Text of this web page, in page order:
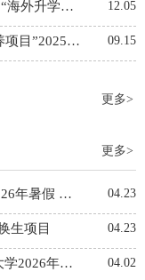
关于开展2025年度南京财经大学红山学院 “海外升学奖学金”的评选通知 12.05
南京财经大学红山学院 “国际创新人才培养项目”2025级会计学专业（智能财务方向） 国际实验班选拔通知 09.15
更多>
更多>
【短期项目】-江苏省教育国际交流协会2026年暑假 江苏大学生赴海外文化交流项目 04.23
生项目 04.23
【短期项目】项目通知--美国密歇根州立大学2026年暑假研学项目 04.02